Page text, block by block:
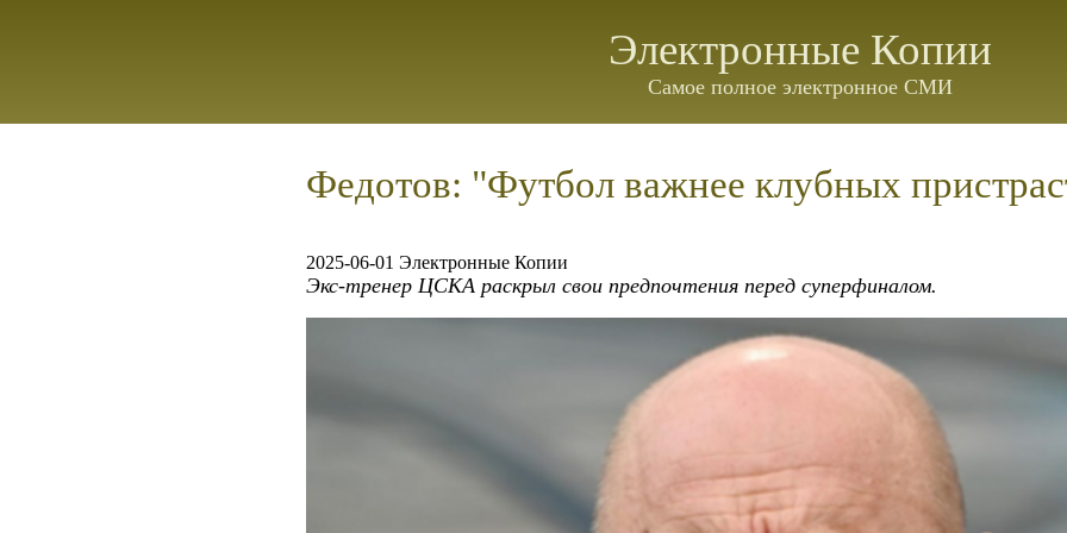
Электронные Копии
Самое полное электронное СМИ
Федотов: "Футбол важнее клубных
2025-06-01 Электронные Копии
Экс-тренер ЦСКА раскрыл свои предпочтения перед суперфиналом.